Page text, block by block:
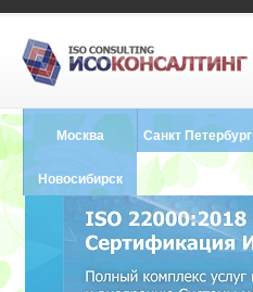
Москва Санкт Петербург
8 (812) 748-2493
Новосибирск
8 (383) 227-8449